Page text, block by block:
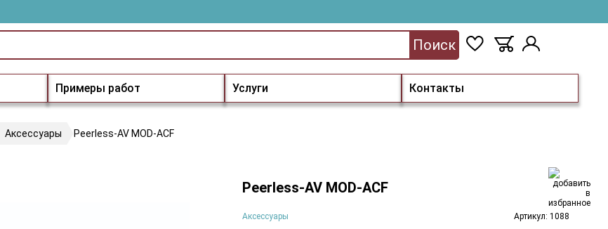
Примеры работ Услуги Контакты
Поиск
Аксессуары Peerless-AV MOD-ACF
Peerless-AV MOD-ACF
Аксессуары Артикул: 1088